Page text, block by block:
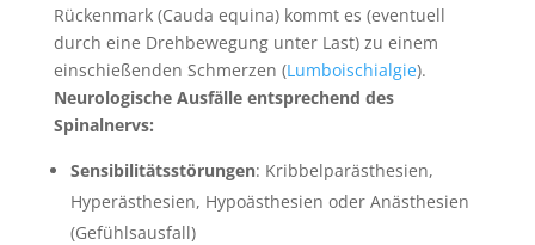
Rückenmark (Cauda equina) kommt es (eventuell
durch eine Drehbewegung unter Last) zu einem
einschießenden Schmerzen (Lumboischialgie).
Neurologische Ausfälle entsprechend des
Spinalnervs:
Sensibilitätsstörungen: Kribbelparästhesien,
Hyperästhesien, Hypoästhesien oder Anästhesien
(Gefühlsausfall)